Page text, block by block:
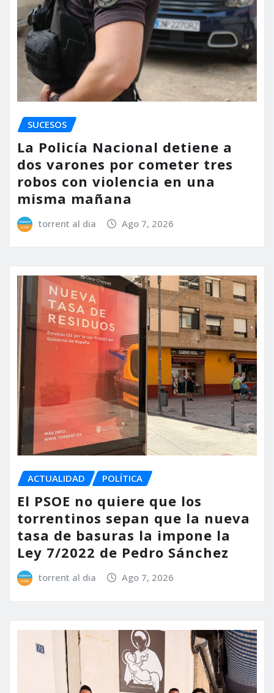
SUCESOS
La Policía Nacional detiene a
dos varones por cometer tres
robos con violencia en una
misma mañana
torrent al dia Ago 7, 2026
ACTUALIDAD POLÍTICA
El PSOE no quiere que los
torrentinos sepan que la nueva
tasa de basuras la impone la
Ley 7/2022 de Pedro Sánchez
torrent al dia Ago 7, 2026